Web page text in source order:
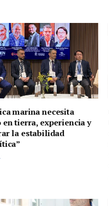
marina necesita
en tierra, experiencia y
la estabilidad